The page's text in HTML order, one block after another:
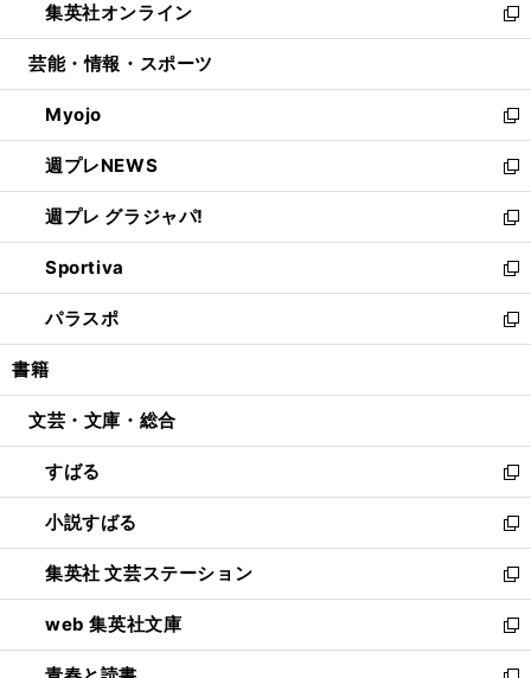
く
で
開
ド
ウ
開
く
ィ
ン
ウ
で
開
く
い
ウ
ン
ド
ウ
で
開
く
集英社オンライン
新
し
ウ
ィ
ン
ド
ウ
で
開
く
芸能・情報・スポーツ
Myojo
新
し
い
ウ
ィ
ン
ド
ウ
で
開
週プレNEWS
新
し
い
ウ
ィ
ン
ド
ウ
開
週プレ グラジャパ!
新
し
い
ウ
ィ
ン
ウ
開
く
Sportiva
新
し
い
ウ
ン
ウ
で
開
く
パラスポ
新
し
ウ
ン
ド
ウ
で
開
く
書籍
文芸・文庫・総合
すばる
新
し
い
ウ
ィ
ン
ド
ウ
小説すばる
新
し
い
ウ
ィ
ン
集英社 文芸ステーション
新
し
い
ウ
web 集英社文庫
新
し